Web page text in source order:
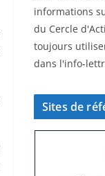
informations
du Cercle
toujours
dans l'info-
Sites de